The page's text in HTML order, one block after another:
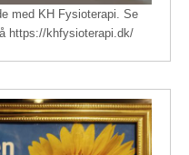
med KH Fysioterapi. Se
https://khfysioterapi.dk/